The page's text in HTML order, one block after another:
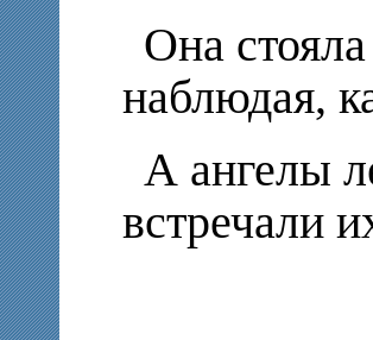
Она
наблюдая,
А ангелы
встречали